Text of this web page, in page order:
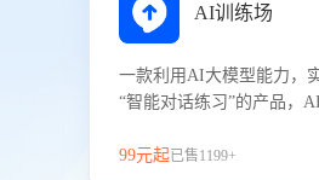
AI训练场
一款利用AI大模型能力，
“智能对话练习”的产品，
提升客服团队的销服能力。
99元起已售1199+